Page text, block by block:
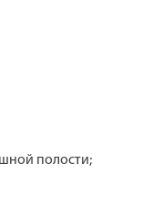
полости;